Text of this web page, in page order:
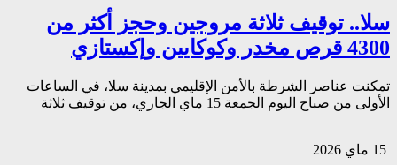
سلا.. توقيف ثلاثة مروجين وحجز أكثر من
4300 قرص مخدر وكوكايين وإكستازي
تمكنت عناصر الشرطة بالأمن الإقليمي بمدينة سلا، في الساعات
الأولى من صباح اليوم الجمعة 15 ماي الجاري، من توقيف ثلاثة